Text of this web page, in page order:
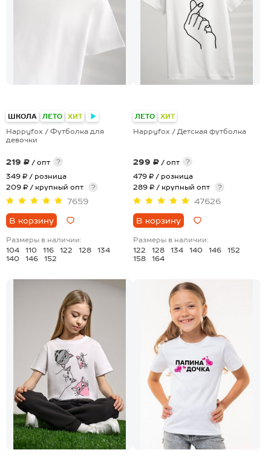
ШКОЛА ЛЕТО ХИТ
Happyfox / Футболка для
девочки
219 ₽ / опт
?
349 ₽ / розница
209 ₽ / крупный опт
?
7659
В корзину
Размеры в наличии:
104
110 116 122 128
134
140
146 152
ЛЕТО ХИТ
Happyfox / Детская футболка
299 ₽ / опт
?
479 ₽ / розница
289 ₽ / крупный опт
?
47626
В корзину
Размеры в наличии:
122
128 134 140 146
152
158
164